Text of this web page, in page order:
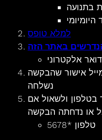
בתנועה
למלא טופס
באתר הזה
אלקטרוני
אישור שהבקשה
נשלחה
בטלפון ולשאול אם
או נדחתה הבקשה
טלפון *5678